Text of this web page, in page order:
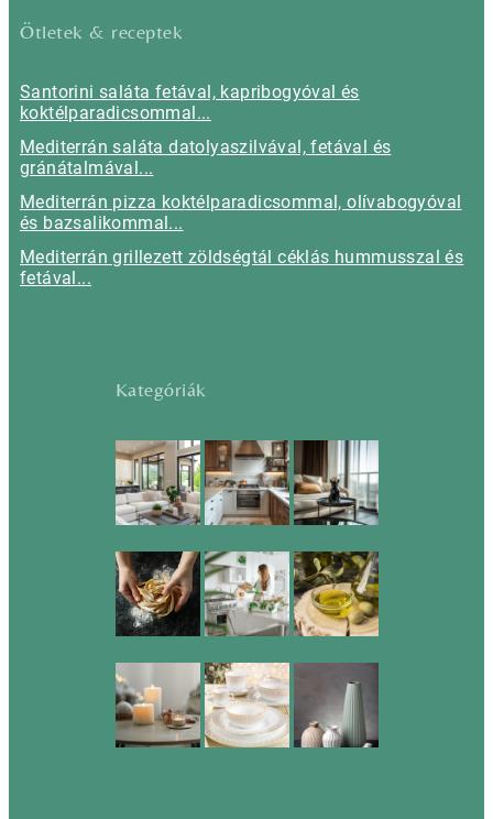
Ötletek & receptek
Santorini saláta fetával, kapribogyóval és
koktélparadicsommal...
Mediterrán saláta datolyaszilvával, fetával és
gránátalmával...
Mediterrán pizza koktélparadicsommal, olívabogyóval
és bazsalikommal...
Mediterrán grillezett zöldségtál céklás hummusszal és
fetával...
Kategóriák